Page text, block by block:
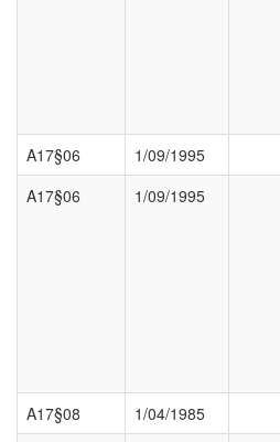
A17§06
1/09/1995
A17§06
1/09/1995
A17§08
1/04/1985